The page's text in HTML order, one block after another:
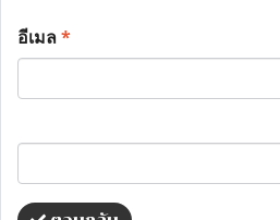
อีเมล*